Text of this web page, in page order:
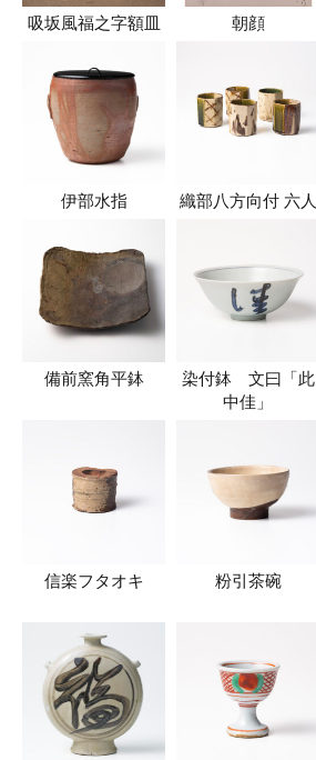
吸坂風福之字額皿 朝顔
伊部水指 織部八方向付 六人
備前窯角平鉢
染付鉢 文曰「此
中佳」
信楽フタオキ 粉引茶碗